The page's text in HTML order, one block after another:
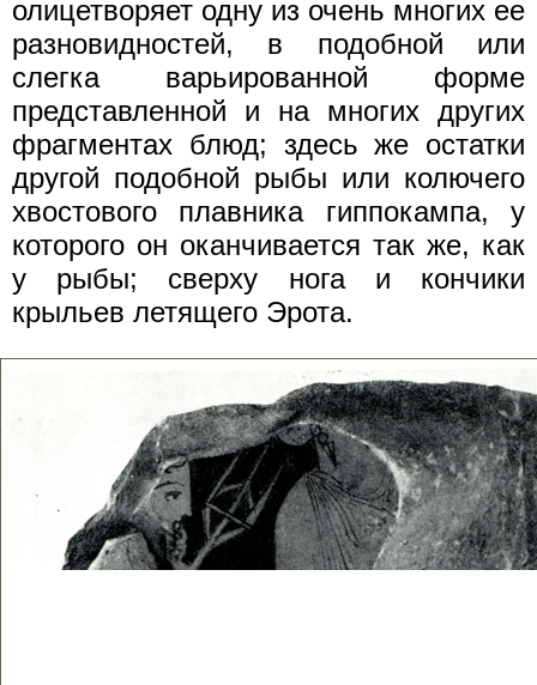
олицетворяет одну из очень многих ее
разновидностей, в подобной или
слегка варьированной форме
представленной и на многих других
фрагментах блюд; здесь же остатки
другой подобной рыбы или колючего
хвостового плавника гиппокампа, у
которого он оканчивается так же, как
у рыбы; сверху нога и кончики
крыльев летящего Эрота.